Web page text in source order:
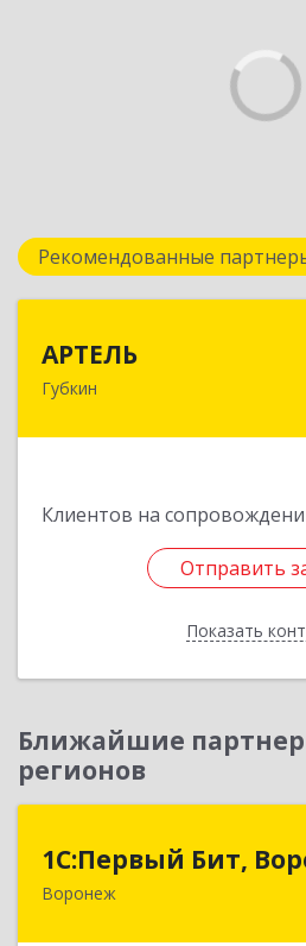
Рекомендованные
АРТЕЛЬ
Губкин
Клиентов на
Отправить
Показать
309181, Белгородская
Отправить
Назад
Ближайшие
регионов
1С:Первый Бит,
Воронеж
394006, Воронежская обл,